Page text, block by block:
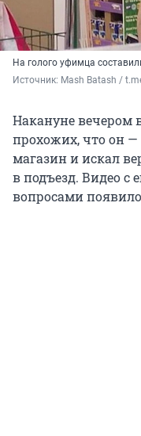
На голого уфимца
Источник: Mash Batash /
Накануне вечером
прохожих, что он
магазин и искал
в подъезд. Видео
вопросами